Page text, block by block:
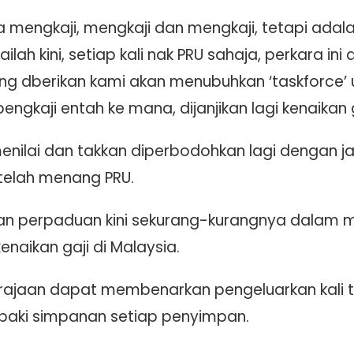
mengkaji, mengkaji dan mengkaji, tetapi
kini, setiap kali nak PRU sahaja, perkara
dberikan kami akan menubuhkan ‘taskforce’
entah ke mana, dijanjikan lagi kenaikan
dan takkan diperbodohkan lagi dengan
menang PRU.
perpaduan kini sekurang-kurangnya dalam
gaji di Malaysia.
dapat membenarkan pengeluarkan kali
simpanan setiap penyimpan.